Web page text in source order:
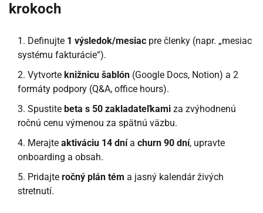
krokoch
Definujte 1 výsledok/mesiac pre členky (napr. „mesiac
systému fakturácie“).
Vytvorte knižnicu šablón (Google Docs, Notion) a 2
formáty podpory (Q&A, office hours).
Spustite beta s 50 zakladateľkami za zvýhodnenú
ročnú cenu výmenou za spätnú väzbu.
Merajte aktiváciu 14 dnía churn 90 dní, upravte
onboarding a obsah.
Pridajte ročný plán tém a jasný kalendár živých
stretnutí.